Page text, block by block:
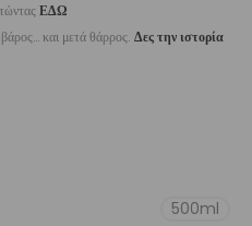
ΕΔΩ
και μετά θάρρος. Δες την ιστορία
500ml